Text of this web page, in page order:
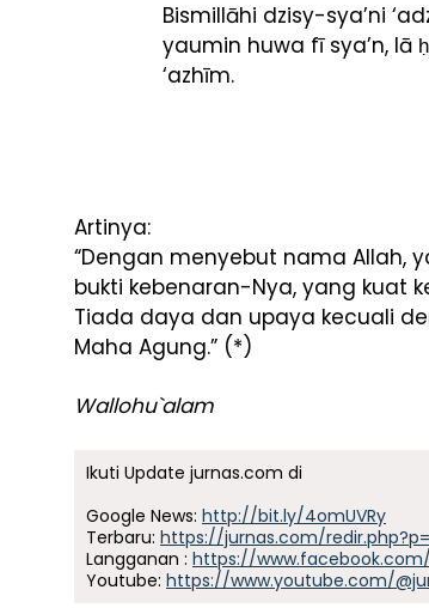
Bismillāhi dzisy-sya’ni
yaumin huwa fī sya’n, lā
‘azhīm.
Artinya:
“Dengan menyebut nama Allah,
bukti kebenaran-Nya, yang kuat
Tiada daya dan upaya kecuali
Maha Agung.” (*)
Wallohu`alam
Ikuti Update jurnas.com di
Google News: http://bit.ly/4omUVRy
Terbaru: https://jurnas.com/
Langganan : https://
Youtube: https://www.youtube.com/